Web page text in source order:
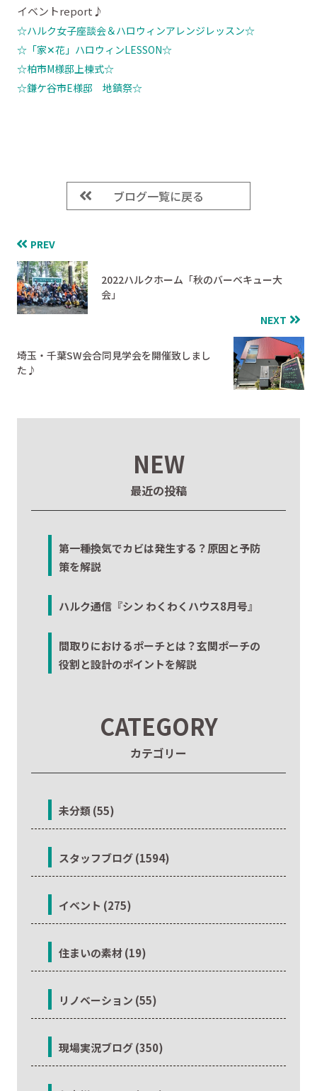
イベントreport♪
☆ハルク女子座談会＆ハロウィンアレンジレッスン☆
☆「家✕花」ハロウィンLESSON☆
☆柏市M様邸上棟式☆
☆鎌ケ谷市E様邸 地鎮祭☆
ブログ一覧に戻る
PREV
2022ハルクホーム「秋のバーベキュー大
会」
NEXT
埼玉・千葉SW会合同見学会を開催致しまし
た♪
NEW
最近の投稿
第一種換気でカビは発生する？原因と予防
策を解説
ハルク通信『シン わくわくハウス8月号』
間取りにおけるポーチとは？玄関ポーチの
役割と設計のポイントを解説
CATEGORY
カテゴリー
未分類 (55)
スタッフブログ (1594)
イベント (275)
住まいの素材 (19)
リノベーション (55)
現場実況ブログ (350)